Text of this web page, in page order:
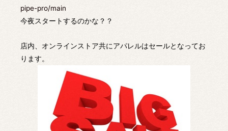
pipe-pro/main
今夜スタートするのかな？？
店内、オンラインストア共にアパレルはセールとなってお
ります。